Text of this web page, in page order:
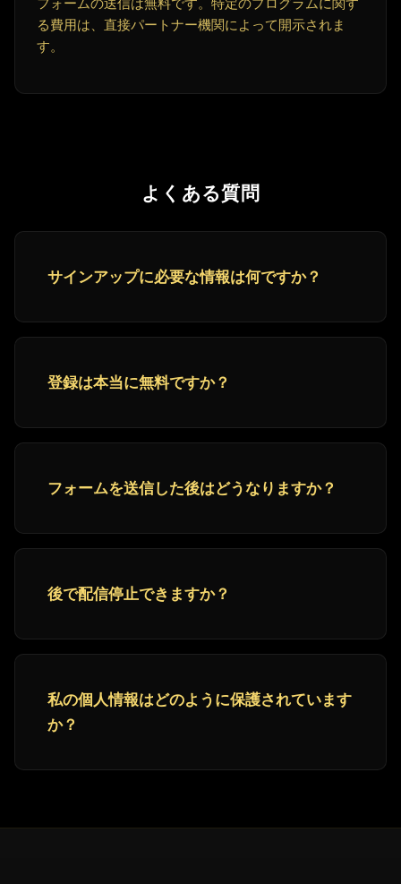
る費用は、直接パートナー機関によって開示されま
す。
よくある質問
サインアップに必要な情報は何ですか？
登録は本当に無料ですか？
フォームを送信した後はどうなりますか？
後で配信停止できますか？
私の個人情報はどのように保護されています
か？